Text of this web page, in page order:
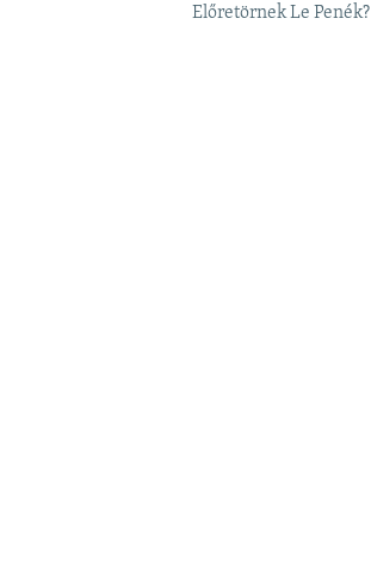
Előretörnek Le Penék?